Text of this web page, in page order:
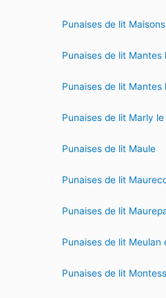
Punaises de lit
Punaises de lit Mantes
Punaises de lit Mantes
Punaises de lit Marly le
Punaises de lit Maule
Punaises de lit
Punaises de lit
Punaises de lit Meulan
Punaises de lit